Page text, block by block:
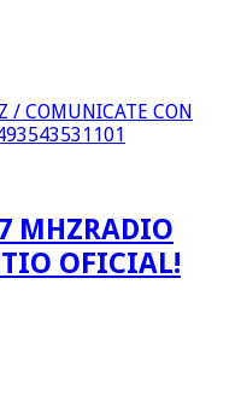
/ COMUNICATE CON
RADIO
OFICIAL!